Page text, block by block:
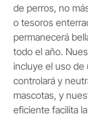
de perros, no
o tesoros
permanecerá
todo el año.
incluye el uso de
controlará y
mascotas, y
eficiente facilita